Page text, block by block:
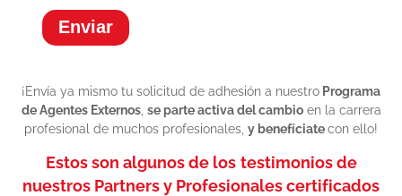
Enviar
¡Envía ya mismo tu solicitud de adhesión a nuestro Programa
de Agentes Externos, se parte activa del cambioen la carrera
profesional de muchos profesionales, y benefíciatecon ello!
Estos son algunos de los testimonios de
nuestros Partners y Profesionales certificados